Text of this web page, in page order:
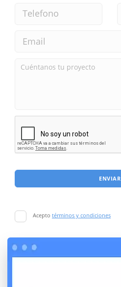
ENVIAR
Acepto términos y condiciones